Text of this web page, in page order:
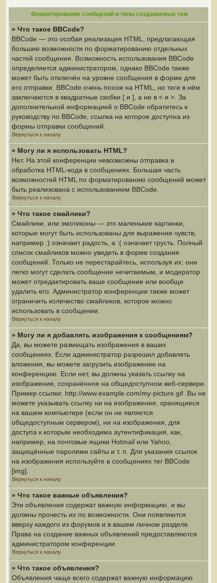
Форматирование сообщений и типы создаваемых тем
» Что такое BBCode?
BBCode — это особая реализация HTML, предлагающая
большие возможности по форматированию отдельных
частей сообщения. Возможность использования BBCode
определяется администратором, однако BBCode также
может быть отключён на уровне сообщения в форме для
его отправки. BBCode очень похож на HTML, но теги в нём
заключаются в квадратные скобки [ и ], а не в < и >. За
дополнительной информацией о BBCode обратитесь к
руководству по BBCode, ссылка на которое доступна из
формы отправки сообщений.
Вернуться к началу
» Могу ли я использовать HTML?
Нет. На этой конференции невозможны отправка и
обработка HTML-кода в сообщениях. Большая часть
возможностей HTML по форматированию сообщений может
быть реализована с использованием BBCode.
Вернуться к началу
» Что такое смайлики?
Смайлики, или эмотиконы — это маленькие картинки,
которые могут быть использованы для выражения чувств,
например :) означает радость, а :( означает грусть. Полный
список смайликов можно увидеть в форме создания
сообщений. Только не перестарайтесь, используя их: они
легко могут сделать сообщение нечитаемым, и модератор
может отредактировать ваше сообщение или вообще
удалить его. Администратор конференции также может
ограничить количество смайликов, которое можно
использовать в сообщении.
Вернуться к началу
» Могу ли я добавлять изображения к сообщениям?
Да, вы можете размещать изображения в ваших
сообщениях. Если администратор разрешил добавлять
вложения, вы можете загрузить изображение на
конференцию. Если нет, вы должны указать ссылку на
изображение, сохранённое на общедоступном веб-сервере.
Пример ссылки: http://www.example.com/my-picture.gif. Вы не
можете указывать ссылку ни на изображения, хранящиеся
на вашем компьютере (если он не является
общедоступным сервером), ни на изображения, для
доступа к которым необходима аутентификация, как,
например, на почтовые ящики Hotmail или Yahoo,
защищённые паролями сайты и т. п. Для указания ссылок
на изображения используйте в сообщениях тег BBCode
[img].
Вернуться к началу
» Что такое важные объявления?
Эти объявления содержат важную информацию, и вы
должны прочесть их по возможности. Они появляются
вверху каждого из форумов и в вашем личном разделе.
Права на создание важных объявлений предоставляются
администратором конференции.
Вернуться к началу
» Что такое объявления?
Объявления чаще всего содержат важную информацию